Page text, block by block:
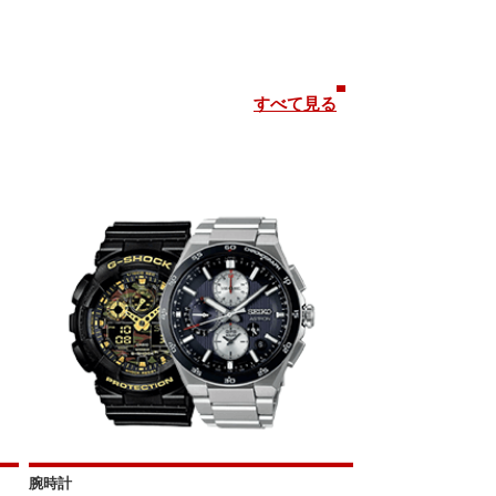
すべて見る
腕時計